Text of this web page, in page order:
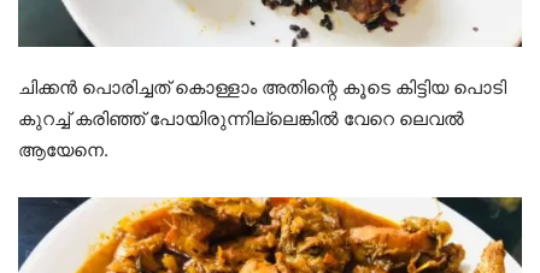
ചിക്കൻ പൊരിച്ചത് കൊള്ളാം അതിന്റെ കൂടെ കിട്ടിയ പൊടി
കുറച്ച് കരിഞ്ഞ് പോയിരുന്നില്ലെങ്കിൽ വേറെ ലെവൽ
ആയേനെ.